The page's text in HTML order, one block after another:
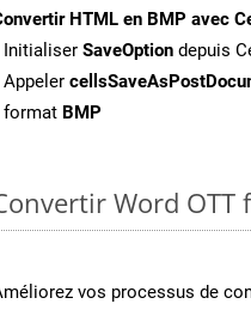
HTML en BMP avec
Initialiser SaveOption depuis
Appeler
format BMP
Word
vos processus de